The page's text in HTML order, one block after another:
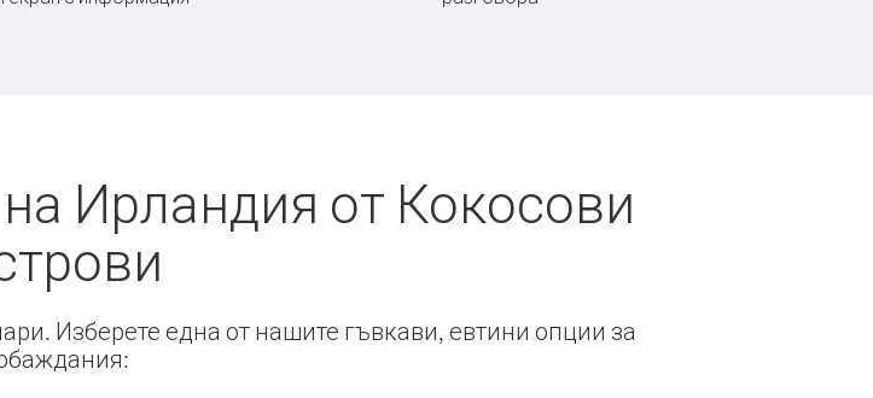
Ирландия от Кокосови
Изберете една от нашите гъвкави, евтини опции за